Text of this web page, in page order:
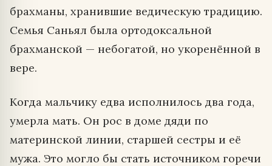
брахманы, хранившие ведическую традицию.
Семья Саньял была ортодоксальной
брахманской — небогатой, но укоренённой в
вере.
Когда мальчику едва исполнилось два года,
умерла мать. Он рос в доме дяди по
материнской линии, старшей сестры и её
мужа. Это могло бы стать источником горечи